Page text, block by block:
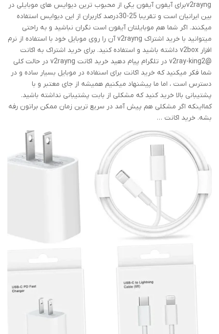
v2rayngبرای آیفون آیفون یکی از محبوب ترین دیوایس های موبایلی در
بین ایرانیان است و تقریبا 25-30درصد کاربران از این دیوایس استفاده
میکنند. اگر شما هم موبایلتان آیفون است نگران نباشید و به راحتی
میتوانید با خرید اشتراک v2rayng آن را روی موبایل خود با استفاده از نرم
افزار v2box داشته باشید و استفاده کنید. برای خرید اشتراک به اکانت
@v2ray-king2 در تلگرام پیام دهید خرید اکانت v2rayng در حالت کلی
شما فکر میکنید که خرید اکانت برای اسنفاده در موبایل بسیار ساده و در
دسترس است ، اما ما پیشنهاد میکنیم همیشه از جای معتبر و با
پشتیبانی بالا خرید کنید که مشکلی از بابت پشتیبانی نداشته باشید.
کمااینکه اگر مشکلی هم پیش آمد در سریع ترین زمان ممکن براتون رفه
بشه. خرید اکانت …